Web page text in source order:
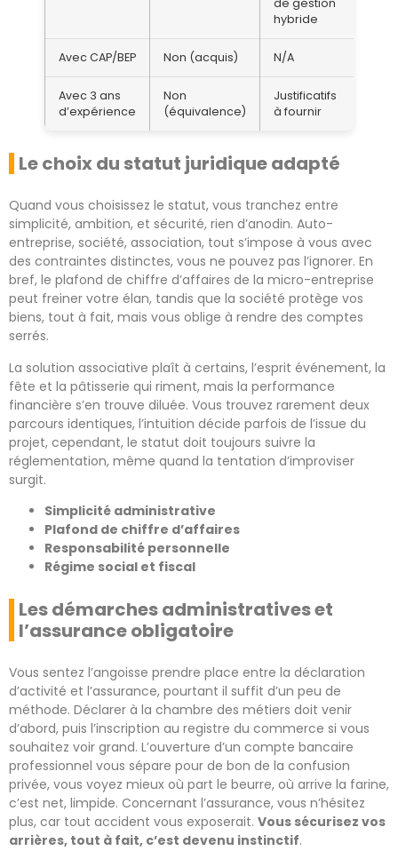
de gestion
hybride
Avec CAP/BEP Non (acquis) N/A
Avec 3 ans
d’expérience
Non
(équivalence)
Justificatifs
à fournir
Le choix du statut juridique adapté
Quand vous choisissez le statut, vous tranchez entre
simplicité, ambition, et sécurité, rien d’anodin. Auto-
entreprise, société, association, tout s’impose à vous avec
des contraintes distinctes, vous ne pouvez pas l’ignorer. En
bref, le plafond de chiffre d’affaires de la micro-entreprise
peut freiner votre élan, tandis que la société protège vos
biens, tout à fait, mais vous oblige à rendre des comptes
serrés.
La solution associative plaît à certains, l’esprit événement, la
fête et la pâtisserie qui riment, mais la performance
financière s’en trouve diluée. Vous trouvez rarement deux
parcours identiques, l’intuition décide parfois de l’issue du
projet, cependant, le statut doit toujours suivre la
réglementation, même quand la tentation d’improviser
surgit.
Simplicité administrative
Plafond de chiffre d’affaires
Responsabilité personnelle
Régime social et fiscal
Les démarches administratives et
l’assurance obligatoire
Vous sentez l’angoisse prendre place entre la déclaration
d’activité et l’assurance, pourtant il suffit d’un peu de
méthode. Déclarer à la chambre des métiers doit venir
d’abord, puis l’inscription au registre du commerce si vous
souhaitez voir grand. L’ouverture d’un compte bancaire
professionnel vous sépare pour de bon de la confusion
privée, vous voyez mieux où part le beurre, où arrive la farine,
c’est net, limpide. Concernant l’assurance, vous n’hésitez
plus, car tout accident vous exposerait. Vous sécurisez vos
arrières, tout à fait, c’est devenu instinctif.